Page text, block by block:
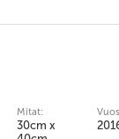
Mitat:
30cm x